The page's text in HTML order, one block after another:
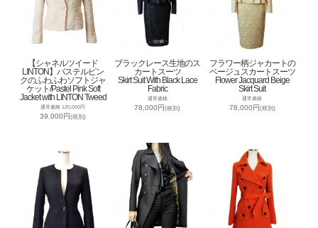
【シャネルツイード
LINTON】パステルピン
クのふわふわソフトジャ
ケット/Pastel Pink Soft
Jacket with LINTON Tweed
通常価格 120,000円
39,000円(税別)
ブラックレース生地のス
カートスーツ
Skirt Suit With Black Lace
Fabric
通常価格
78,000円(税別)
フラワー柄ジャカートの
ベージュスカートスーツ
Flower Jacquard Beige
Skirt Suit
通常価格
78,000円(税別)